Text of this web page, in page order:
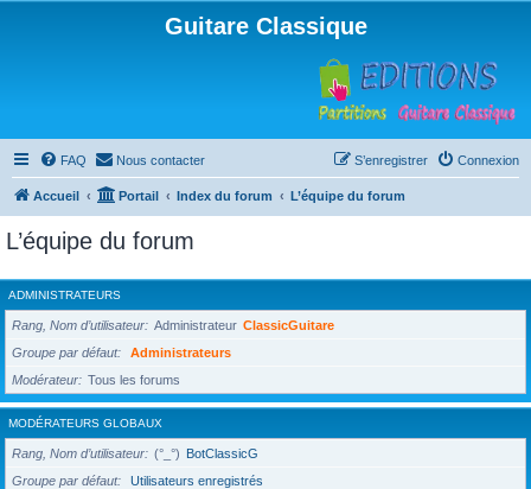
Guitare Classique
FAQ Nous contacter Connexion
S’enregistrer
Accueil Portail Index du forum L’équipe du forum
L’équipe du forum
ADMINISTRATEURS
Rang, Nom d’utilisateur Administrateur ClassicGuitare
Groupe par défaut
Administrateurs
Modérateur
Tous les forums
MODÉRATEURS GLOBAUX
Rang, Nom d’utilisateur (°_°) BotClassicG
Groupe par défaut
Utilisateurs enregistrés